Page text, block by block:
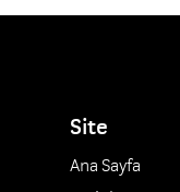
Site
Ana Sayfa